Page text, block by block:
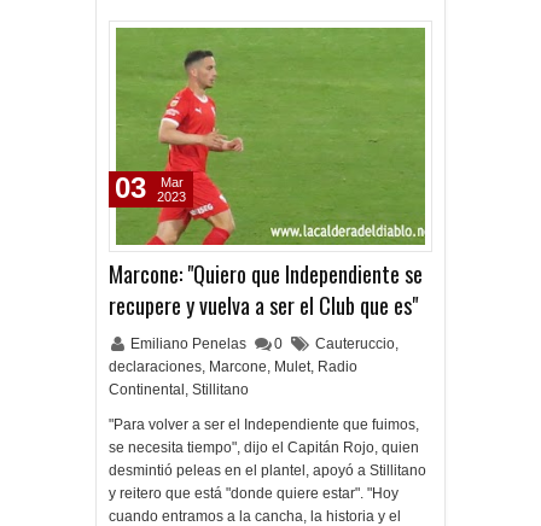
Marcone: "Quiero que Independiente se
recupere y vuelva a ser el Club que es"
Emiliano Penelas 0 Cauteruccio,
declaraciones, Marcone, Mulet, Radio
Continental , Stillitano
"Para volver a ser el Independiente que fuimos,
se necesita tiempo", dijo el Capitán Rojo, quien
desmintió peleas en el plantel, apoyó a Stillitano
y reitero que está "donde quiere estar". "Hoy
cuando entramos a la cancha, la historia y el
03
Mar
2023